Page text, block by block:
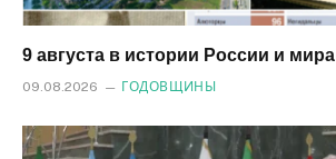
9 августа в истории России и мира
09.08.2026 ГОДОВЩИНЫ